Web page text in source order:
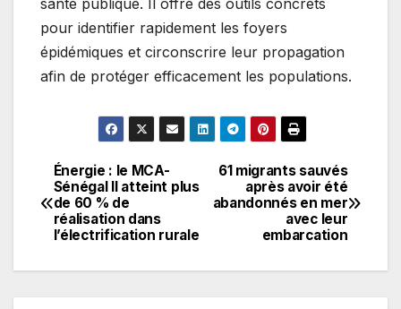
santé publique. Il offre des outils concrets
pour identifier rapidement les foyers
épidémiques et circonscrire leur propagation
afin de protéger efficacement les populations.
Navigation
de
61 migrants sauvés
après avoir été
abandonnés en mer
avec leur
embarcation
Énergie : le MCA-
Sénégal II atteint plus
de 60 % de
réalisation dans
l’électrification rurale